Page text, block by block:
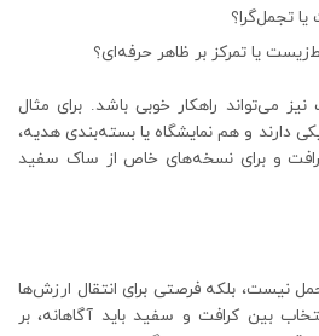
تجمل‌گرا؟
یا تمرکز بر ظاهر حرفه‌ای؟
می‌تواند راهکار خوبی باشد. برای مثال
دارند و هم نمایشگاه یا بسته‌بندی هدیه،
کرافت و برای نسخه‌های خاص از ساک سفید
نیست، بلکه فرصتی برای انتقال ارزش‌ها
بین کرافت و سفید باید آگاهانه، بر